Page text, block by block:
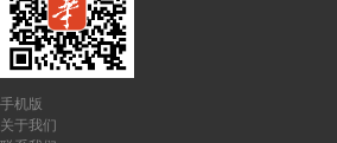
手机版
关于我们